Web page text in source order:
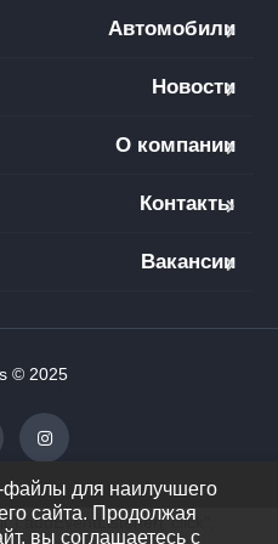
Автомобили
Новости
О компании
Контакты
Вакансии
© 2025
для наилучшего
сайта. Продолжая
вы соглашаетесь с